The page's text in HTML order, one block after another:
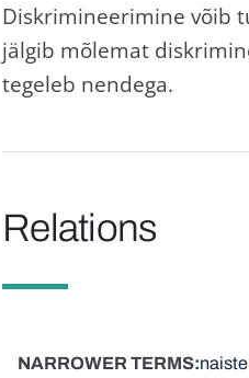
Diskrimineerimine võib
jälgib mõlemat
tegeleb nendega.
Relations
NARROWER TERMS